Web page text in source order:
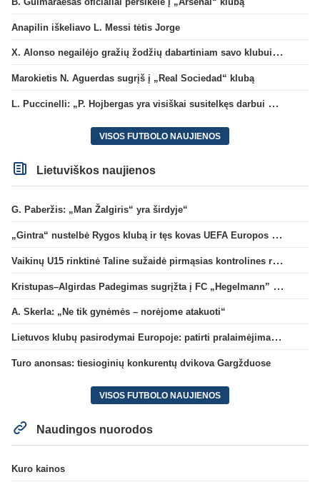
Anapilin iškeliavo L. Messi tėtis Jorge
X. Alonso negailėjo gražių žodžių dabartiniam savo klubui „Chelsea“
Marokietis N. Aguerdas sugrįš į „Real Sociedad“ klubą
L. Puccinelli: „P. Hojbergas yra visiškai susitelkęs darbui Marselyje“
VISOS FUTBOLO NAUJIENOS
Lietuviškos naujienos
G. Paberžis: „Man Žalgiris“ yra širdyje“
„Gintra“ nustelbė Rygos klubą ir tęs kovas UEFA Europos taurės atrankoje
Vaikinų U15 rinktinė Taline sužaidė pirmąsias kontrolines rungtynes
Kristupas–Algirdas Padegimas sugrįžta į FC „Hegelmann” B sudėtį
A. Skerla: „Ne tik gynėmės – norėjome atakuoti“
Lietuvos klubų pasirodymai Europoje: patirti pralaimėjimai Kroatijos atstovams
Turo anonsas: tiesioginių konkurentų dvikova Gargžduose
VISOS FUTBOLO NAUJIENOS
Naudingos nuorodos
Kuro kainos